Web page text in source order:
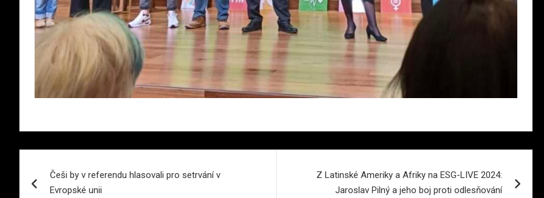
pro
Češi by v referendu hlasovali pro setrvání v
Evropské unii
Z Latinské Ameriky a Afriky na ESG-LIVE 2024:
Jaroslav Pilný a jeho boj proti odlesňování